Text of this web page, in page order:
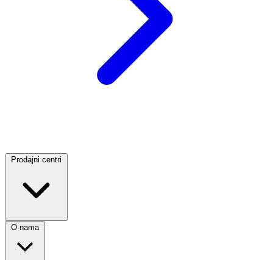
Prodajni centri
O nama